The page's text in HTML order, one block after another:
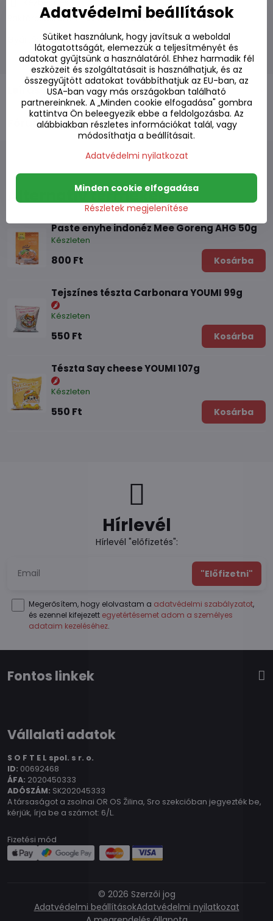
Raktározási szám:S7#SK#76086#1
Fórum 0
Alternatív termékek
Paste enyhe indonéz Mee Goreng AHG 50g
Készleten
800 Ft Kosárba
Tejszínes tészta Carbonara YOUMI 99g
Készleten
550 Ft Kosárba
Tészta Say cheese YOUMI 107g
Készleten
550 Ft Kosárba
Hírlevél
Hírlevél "előfizetés":
"Előfizetni"
Megerősítem, hogy elolvastam a adatvédelmi szabályzatot,
és ezennel kifejezett egyetértésemet adom a személyes
adataim kezeléséhez.
Fontos linkek
Vállalati adatok
S O F T E L spol. s r. o.
ID: 00692468
ÁFA: 2020450333
ADÓSZÁM: SK202045333
A társaságot a zsolnai OR OS Žilina, Sro szekcióban jegyezték be,
kérjük, írja be a számot: 6/L.
Fizetési mód
© 2026 Szerzői jog
Adatvédelmi beállításokAdatvédelmi nyilatkozat
Adatvédelmi beállítások
Sütiket használunk, hogy javítsuk a weboldal
látogatottságát, elemezzük a teljesítményét és
adatokat gyűjtsünk a használatáról. Ehhez harmadik fél
eszközeit és szolgáltatásait is használhatjuk, és az
összegyűjtött adatokat továbbíthatjuk az EU-ban, az
USA-ban vagy más országokban található
partnereinknek. A „Minden cookie elfogadása" gombra
kattintva Ön beleegyezik ebbe a feldolgozásba. Az
alábbiakban részletes információkat talál, vagy
módosíthatja a beállításait.
Adatvédelmi nyilatkozat
Részletek megjelenítése
Minden cookie elfogadása